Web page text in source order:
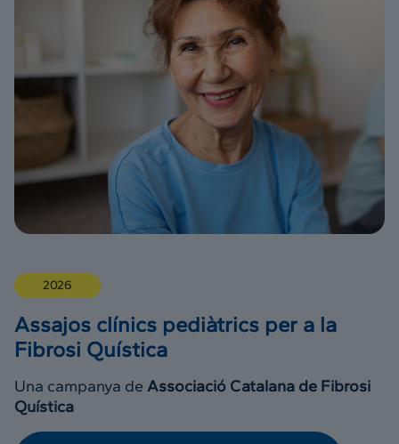
2026
Assajos clínics pediàtrics per a la
Fibrosi Quística
Una campanya de Associació Catalana de Fibrosi
Quística